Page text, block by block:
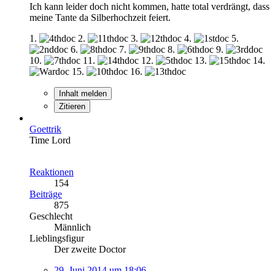
Ich kann leider doch nicht kommen, hatte total verdrängt, dass
meine Tante da Silberhochzeit feiert.
1.
2. 3. 4.
5.
6.
7. 8.
9.
10.
11. 12. 13.
14.
15.
16.
Inhalt melden
Zitieren
Goettrik
Time Lord
Reaktionen
154
Beiträge
875
Geschlecht
Männlich
Lieblingsfigur
Der zweite Doctor